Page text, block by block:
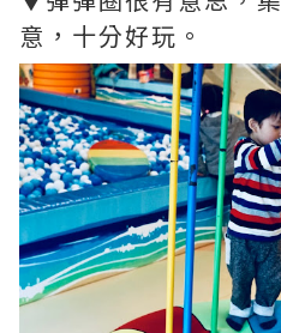
意，十分好玩。